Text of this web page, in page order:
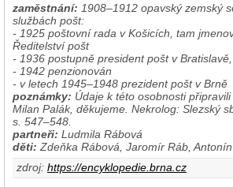
zaměstnání: 1908–1912 opavský zemský
službách pošt:
- 1925 poštovní rada v Košicích, tam
Ředitelství pošt
- 1936 postupně president pošt v
- 1942 penzionován
- v letech 1945–1948 prezident pošt v Brně
poznámky: Údaje k této osobnosti
Milan Palák, děkujeme. Nekrolog: Slezský
s. 547–548.
partneři: Ludmila Rábová
děti: Zdeňka Rábová, Jaromír Ráb,
zdroj: https://encyklopedie.brna.cz